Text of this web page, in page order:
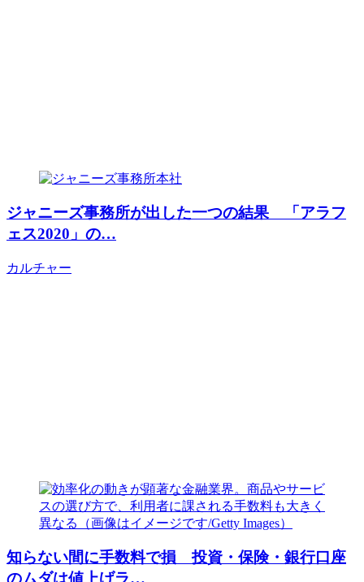
ジャニーズ事務所が出した一つの結果 「アラフ
ェス2020」の…
カルチャー
知らない間に手数料で損 投資・保険・銀行口座